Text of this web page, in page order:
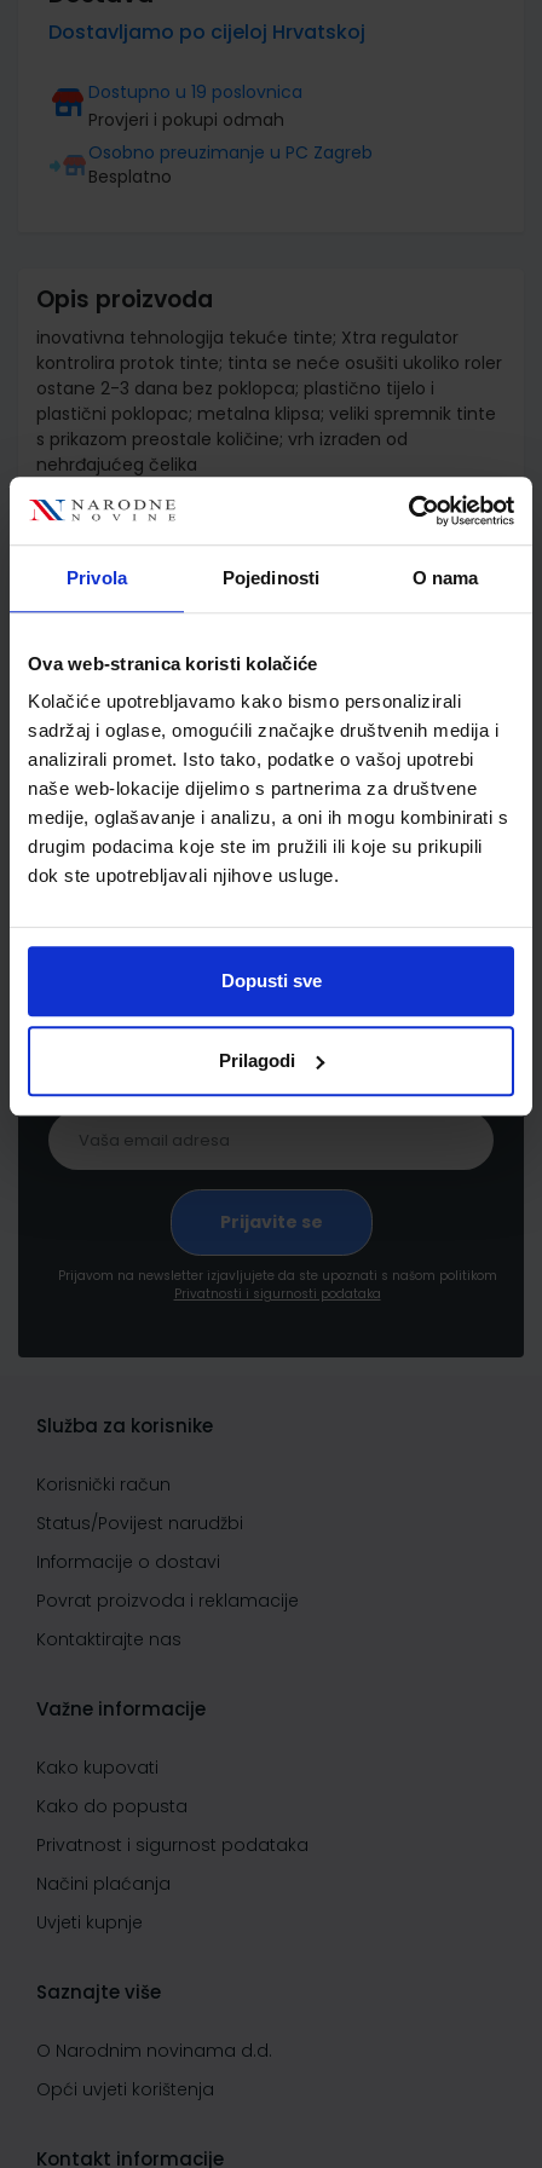
Privola Pojedinosti O nama
Ova web-stranica koristi kolačiće
Kolačiće upotrebljavamo kako bismo personalizirali
sadržaj i oglase, omogućili značajke društvenih medija i
analizirali promet. Isto tako, podatke o vašoj upotrebi
naše web-lokacije dijelimo s partnerima za društvene
medije, oglašavanje i analizu, a oni ih mogu kombinirati s
drugim podacima koje ste im pružili ili koje su prikupili
dok ste upotrebljavali njihove usluge.
Dopusti sve
Prilagodi
Dostavljamo po cijeloj Hrvatskoj
Dostupno u 19 poslovnica
Provjeri i pokupi odmah
Osobno preuzimanje u PC Zagreb
Besplatno
Opis proizvoda
inovativna tehnologija tekuće tinte; Xtra regulator
kontrolira protok tinte; tinta se neće osušiti ukoliko roler
ostane 2-3 dana bez poklopca; plastično tijelo i
plastični poklopac; metalna klipsa; veliki spremnik tinte
s prikazom preostale količine; vrh izrađen od
nehrđajućeg čelika
Detalji proizvoda
Šifra proizvoda
Newsletter prijava
Prijavite se kako bi primali informacije o novim
pogodnostima
Prijavom na newsletter izjavljujete da ste upoznati s našom politikom
Privatnosti i sigurnosti podataka
Služba za korisnike
Korisnički račun
Status/Povijest narudžbi
Informacije o dostavi
Povrat proizvoda i reklamacije
Kontaktirajte nas
Važne informacije
Kako kupovati
Kako do popusta
Privatnost i sigurnost podataka
Načini plaćanja
Uvjeti kupnje
Saznajte više
O Narodnim novinama d.d.
Opći uvjeti korištenja
Kontakt informacije